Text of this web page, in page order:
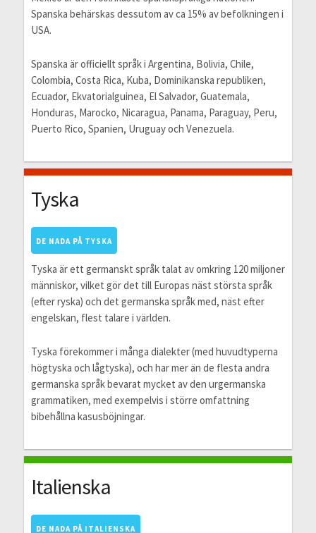
Spanska behärskas dessutom av ca 15% av befolkningen i
USA.
Spanska är officiellt språk i Argentina, Bolivia, Chile,
Colombia, Costa Rica, Kuba, Dominikanska republiken,
Ecuador, Ekvatorialguinea, El Salvador, Guatemala,
Honduras, Marocko, Nicaragua, Panama, Paraguay, Peru,
Puerto Rico, Spanien, Uruguay och Venezuela.
Tyska
DE NADA PÅ TYSKA
Tyska är ett germanskt språk talat av omkring 120 miljoner
människor, vilket gör det till Europas näst största språk
(efter ryska) och det germanska språk med, näst efter
engelskan, flest talare i världen.
Tyska förekommer i många dialekter (med huvudtyperna
högtyska och lågtyska), och har mer än de flesta andra
germanska språk bevarat mycket av den urgermanska
grammatiken, med exempelvis i större omfattning
bibehållna kasusböjningar.
Italienska
DE NADA PÅ ITALIENSKA